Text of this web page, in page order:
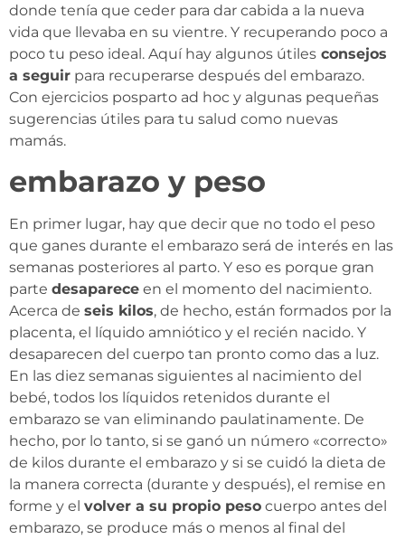
donde tenía que ceder para dar cabida a la nueva
vida que llevaba en su vientre. Y recuperando poco a
poco tu peso ideal. Aquí hay algunos útiles consejos
a seguir para recuperarse después del embarazo.
Con ejercicios posparto ad hoc y algunas pequeñas
sugerencias útiles para tu salud como nuevas
mamás.
embarazo y peso
En primer lugar, hay que decir que no todo el peso
que ganes durante el embarazo será de interés en las
semanas posteriores al parto. Y eso es porque gran
parte desaparece en el momento del nacimiento.
Acerca de seis kilos, de hecho, están formados por la
placenta, el líquido amniótico y el recién nacido. Y
desaparecen del cuerpo tan pronto como das a luz.
En las diez semanas siguientes al nacimiento del
bebé, todos los líquidos retenidos durante el
embarazo se van eliminando paulatinamente. De
hecho, por lo tanto, si se ganó un número «correcto»
de kilos durante el embarazo y si se cuidó la dieta de
la manera correcta (durante y después), el remise en
forme y el volver a su propio peso cuerpo antes del
embarazo, se produce más o menos al final del